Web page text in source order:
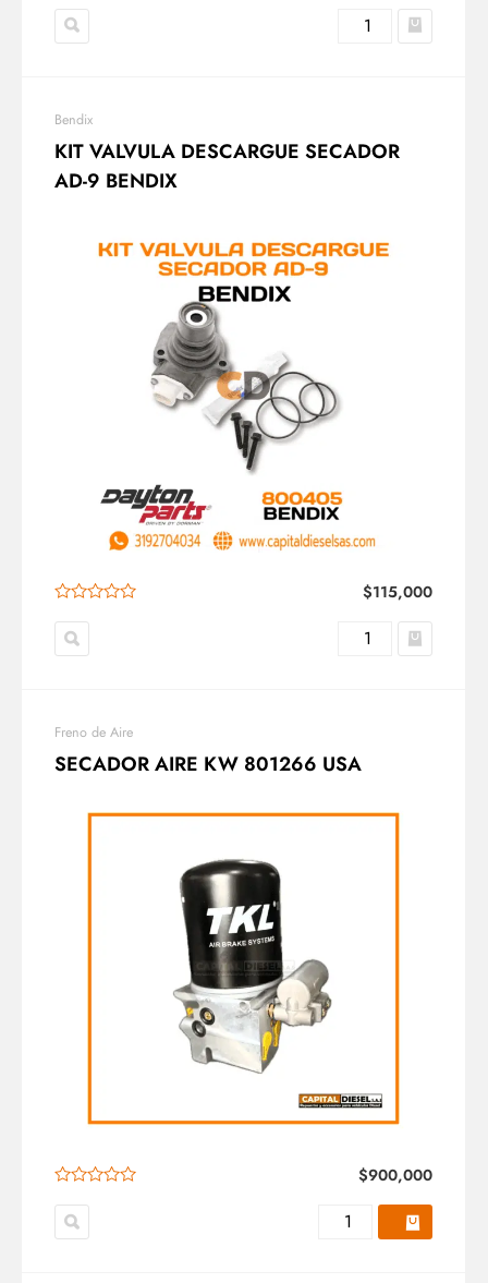
Bendix
KIT VALVULA DESCARGUE SECADOR
AD-9 BENDIX
$115,000
Freno de Aire
SECADOR AIRE KW 801266 USA
$900,000